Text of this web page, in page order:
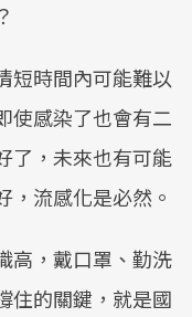
短時間內可能難以
使感染了也會有二
了，未來也有可能
，流感化是必然。
高，戴口罩、勤洗
住的關鍵，就是國